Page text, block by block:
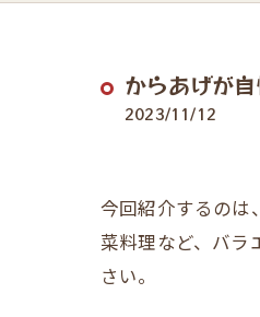
からあげが
2023/11/12
今回紹介するのは
菜料理など、バラ
さい。